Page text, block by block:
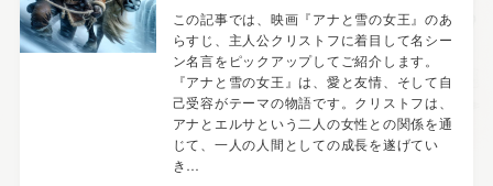
この記事では、映画『アナと雪の女王』のあ
らすじ、主人公クリストフに着目して名シー
ン名言をピックアップしてご紹介します。
『アナと雪の女王』は、愛と友情、そして自
己受容がテーマの物語です。クリストフは、
アナとエルサという二人の女性との関係を通
じて、一人の人間としての成長を遂げてい
き…